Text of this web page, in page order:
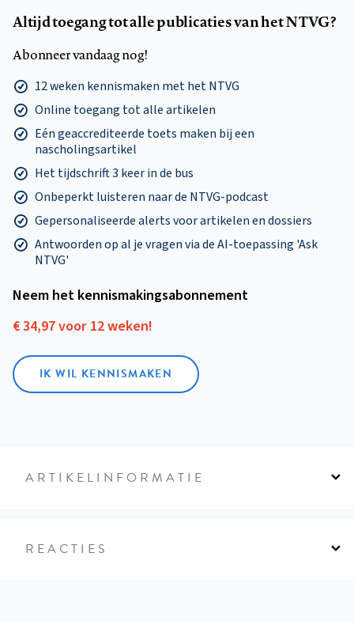
Altijd toegang tot alle publicaties van het NTVG?
Abonneer vandaag nog!
12 weken kennismaken met het NTVG
Online toegang tot alle artikelen
Eén geaccrediteerde toets maken bij een
nascholingsartikel
Het tijdschrift 3 keer in de bus
Onbeperkt luisteren naar de NTVG-podcast
Gepersonaliseerde alerts voor artikelen en dossiers
Antwoorden op al je vragen via de AI-toepassing 'Ask
NTVG'
Neem het kennismakings­abonnement
€ 34,97 voor 12 weken!
IK WIL KENNISMAKEN
ARTIKELINFORMATIE
REACTIES